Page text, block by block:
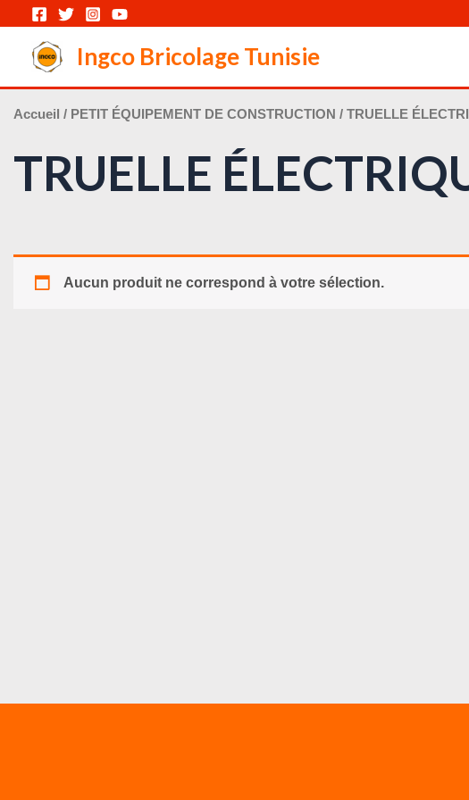
contenu
Ingco Bricolage Tunisie
Accueil / PETIT ÉQUIPEMENT DE CONSTRUCTION / TRUELLE
TRUELLE
Aucun produit ne correspond à votre sélection.